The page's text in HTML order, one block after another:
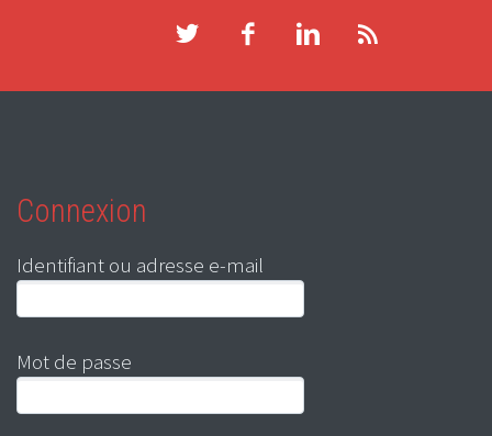
Connexion
Identifiant ou adresse e-mail
Mot de passe